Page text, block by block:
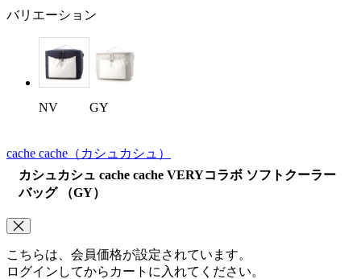
バリエーション
NV GY
cache cache （カシュカシュ）
カシュカシュ cache cache VERYコラボ ソフトクーラー
バッグ （GY）
こちらは、会員価格が設定されています。
ログインしてからカートに入れてください。